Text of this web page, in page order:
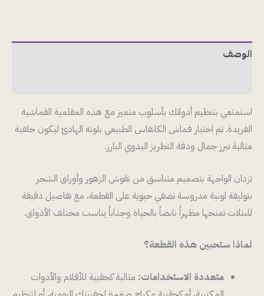
الوصف
استمتعي بتنظيم أدواتك بأسلوب متميز مع هذه المقلمية القماشية
الفريدة. تم اختيار قماش الكانفاس الطبيعي بلونه الهادئ ليكون خلفية
مثالية تبرز جمال ودقة التطريز اليدوي البارز.
تزدان الواجهة بتصميم متناسق من نقوش الزهور وأوراق الشجر
بتوليفة لونية مدروسة تضفي حيوية على القطعة، مع تفاصيل دقيقة
للبتلات تمنحها مظهراً نابضاً بالحياة وجذاباً يناسب مختلف الأذواق.
لماذا ستحبين هذه القطعة؟
متعددة الاستخدامات: مثالية كحقيبة للأقلام والأدوات